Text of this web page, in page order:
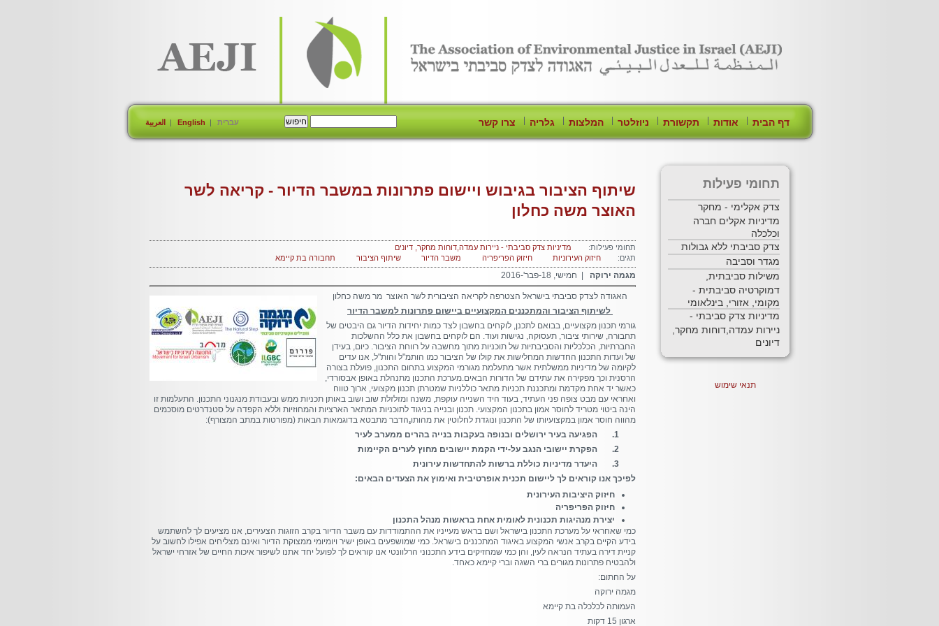
דף הבית| אודות| תקשורת| ניוזלטר| המלצות| גלריה| צרו קשר עברית English العربية
תחומי פעילות
צדק אקלימי - מחקר
מדיניות אקלים חברה
וכלכלה
צדק סביבתי ללא גבולות
מגדר וסביבה
משילות סביבתית,
דמוקרטיה סביבתית -
מקומי, אזורי, בינלאומי
מדיניות צדק סביבתי -
ניירות עמדה,דוחות מחקר,
דיונים
תנאי שימוש
שיתוף הציבור בגיבוש ויישום פתרונות במשבר הדיור - קריאה לשר
האוצר משה כחלון
תחומי פעילות:
מדיניות צדק סביבתי - ניירות עמדה,דוחות מחקר, דיונים
תגים:
חיזוק העירוניות חיזוק הפריפריה משבר הדיור שיתוף הציבור תחבורה בת קיימא
מגמה ירוקה | חמישי, 18-פבר'-2016
האגודה לצדק סביבתי בישראל הצטרפה לקריאה הציבורית לשר האוצר מר משה כחלון
לשיתוף הציבור והמתכננים המקצועיים ביישום פתרונות למשבר הדיור
גורמי תכנון מקצועיים, בבואם לתכנן, לוקחים בחשבון לצד כמות יחידות הדיור גם היבטים של
תחבורה, שירותי ציבור, תעסוקה, נגישות ועוד. הם לוקחים בחשבון את כלל ההשלכות
החברתיות, הכלכליות והסביבתיות של תוכניות מתוך מחשבה על רווחת הציבור. כיום, בעידן
של ועדות התכנון החדשות המחלישות את קולו של הציבור כמו הותמ"ל והות"ל, אנו עדים
לקיומה של מדיניות ממשלתית אשר מתעלמת מגורמי המקצוע בתחום התכנון, פועלת בצורה
הרסנית וכך מפקירה את עתידם של הדורות הבאים.מערכת התכנון מתנהלת באופן אבסורדי,
כאשר יד אחת מקדמת ומתכננת תכניות מתאר כוללניות שמטרתן תכנון מקצועי, ארוך טווח
ואחראי עם מבט צופה פני העתיד, בעוד היד השנייה עוקפת, משנה ומזלזלת שוב ושוב באותן תכניות ממש ובעבודת מנגנוני התכנון. התעלמות זו
הינה ביטוי מטריד לחוסר אמון בתכנון המקצועי. תכנון ובנייה בניגוד לתוכניות המתאר הארציות והמחוזיות וללא הקפדה על סטנדרטים מוסכמים
מהווה חוסר אמון במקצועיותו של התכנון ונוגדת לחלוטין את מהותו.הדבר מתבטא בדוגמאות הבאות (מפורטות במתב המצורף):
1. הפגיעה בעיר ירושלים ובנופה בעקבות בנייה בהרים ממערב לעיר
2. הפקרת יישובי הנגב על-ידי הקמת יישובים מחוץ לערים הקיימות
3. היעדר מדיניות כוללת ברשות להתחדשות עירונית
לפיכך אנו קוראים לך ליישום תכנית אופרטיבית ואימוץ את הצעדים הבאים:
חיזוק היציבות העירונית
חיזוק הפריפריה
יצירת מנהיגות תכנונית לאומית אחת בראשות מנהל התכנון
כמי שאחראי על מערכת התכנון בישראל ושם בראש מעייניו את ההתמודדות עם משבר הדיור בקרב הזוגות הצעירים, אנו מציעים לך להשתמש
בידע הקיים בקרב אנשי המקצוע באיגוד המתכננים בישראל. כמי שמושפעים באופן ישיר ויומיומי ממצוקת הדיור ואינם מצליחים אפילו לחשוב על
קניית דירה בעתיד הנראה לעין, והן כמי שמחזיקים בידע התכנוני הרלוונטי אנו קוראים לך לפועל יחד אתנו לשיפור איכות החיים של אזרחי ישראל
ולהבטיח פתרונות מגורים ברי השגה וברי קיימא כאחד.
על החתום:
מגמה ירוקה
העמותה לכלכלה בת קיימא
ארגון 15 דקות